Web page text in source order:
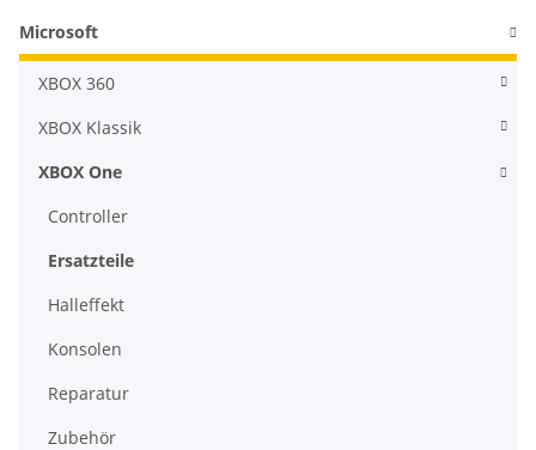
Microsoft
XBOX 360
XBOX Klassik
XBOX One
Controller
Ersatzteile
Halleffekt
Konsolen
Reparatur
Zubehör